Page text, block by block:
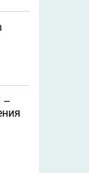
–